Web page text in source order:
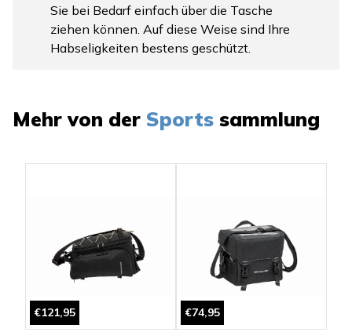
Sie bei Bedarf einfach über die Tasche
ziehen können. Auf diese Weise sind Ihre
Habseligkeiten bestens geschützt.
Mehr von der Sports sammlung
€121,95 €74,95